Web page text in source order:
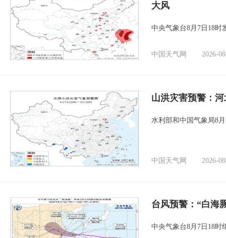
大风
中央气象台8月7日18时
中国天气网 2026-
山洪灾害预警：
水利部和中国气象局8
中国天气网 2026-
台风预警：“白海
中央气象台8月7日18时